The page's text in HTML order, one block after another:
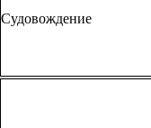
Судовождение